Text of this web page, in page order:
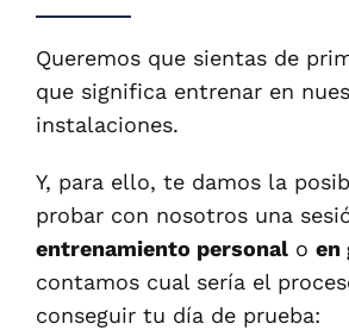
Queremos que sientas de
que significa entrenar en
instalaciones.
Y, para ello, te damos la
probar con nosotros una
entrenamiento personalo en
contamos cual sería el
conseguir tu día de prueba: